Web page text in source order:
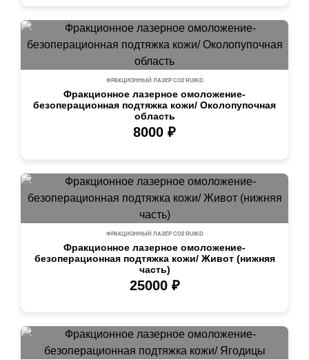
ФРАКЦИОННЫЙ ЛАЗЕР СО2 RUIKD
Фракционное лазерное омоложение-
безоперационная подтяжка кожи/ Околопупочная
область
8000 ₽
ФРАКЦИОННЫЙ ЛАЗЕР СО2 RUIKD
Фракционное лазерное омоложение-
безоперационная подтяжка кожи/ Живот (нижняя
часть)
25000 ₽